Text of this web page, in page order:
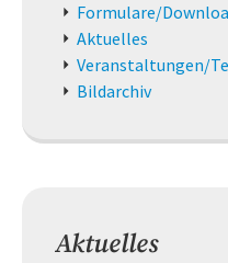
Formulare/
Aktuelles
Veranstaltungen/
Bildarchiv
Aktuelles